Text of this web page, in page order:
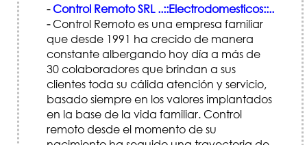
-Control Remoto SRL ..::Electrodomesticos::..
-Control Remoto es una empresa familiar
que desde 1991 ha crecido de manera
constante albergando hoy día a más de
30 colaboradores que brindan a sus
clientes toda su cálida atención y servicio,
basado siempre en los valores implantados
en la base de la vida familiar. Control
remoto desde el momento de su